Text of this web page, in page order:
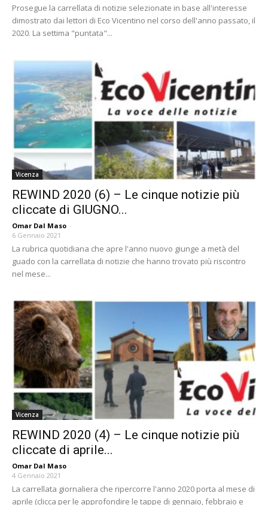
Prosegue la carrellata di notizie selezionate in base all'interesse
dimostrato dai lettori di Eco Vicentino nel corso dell'anno passato, il
2020. La settima "puntata"...
Vicenza
REWIND 2020 (6) – Le cinque notizie più
cliccate di GIUGNO...
Omar Dal Maso -
6 Gennaio 2021
La rubrica quotidiana che apre l'anno nuovo giunge a metà del
guado con la carrellata di notizie che hanno trovato più riscontro
nel mese...
Vicenza
REWIND 2020 (4) – Le cinque notizie più
cliccate di aprile...
Omar Dal Maso -
4 Gennaio 2021
La carrellata giornaliera che ripercorre l'anno 2020 porta al mese di
aprile (clicca per le approfondire le tappe di gennaio, febbraio e